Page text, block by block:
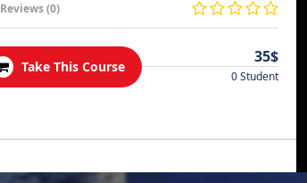
Reviews (0)
Take This Course
35$
0 Student